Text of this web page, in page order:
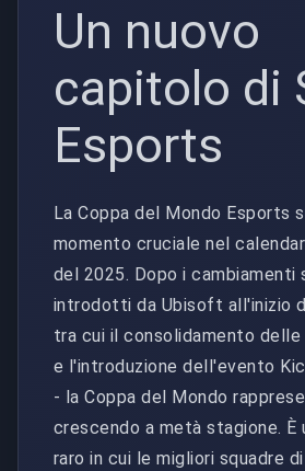
Un nuovo
capitolo di
Esports
La Coppa del Mondo Esports
momento cruciale nel
del 2025. Dopo i
introdotti da Ubisoft all'inizio
tra cui il consolidamento delle
e l'introduzione dell'evento
- la Coppa del Mondo
crescendo a metà stagione. È
raro in cui le migliori squadre